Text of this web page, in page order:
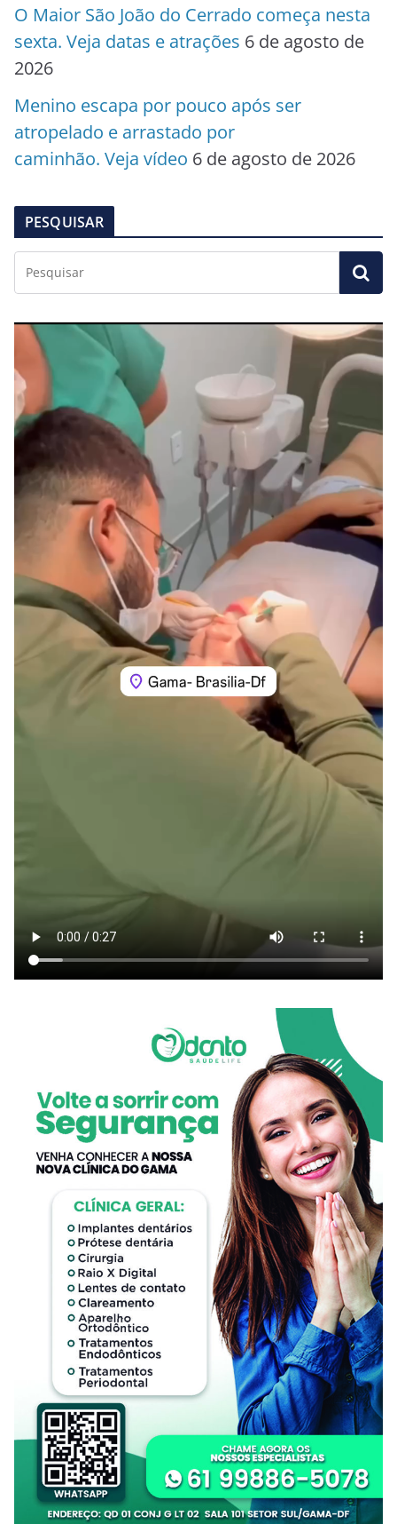
O Maior São João do Cerrado começa nesta
sexta. Veja datas e atrações 6 de agosto de
2026
Menino escapa por pouco após ser
atropelado e arrastado por
caminhão. Veja vídeo 6 de agosto de 2026
PESQUISAR